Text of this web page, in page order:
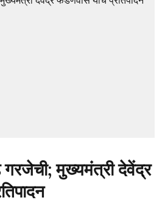
गरजेची; मुख्यमंत्री देवेंद्र